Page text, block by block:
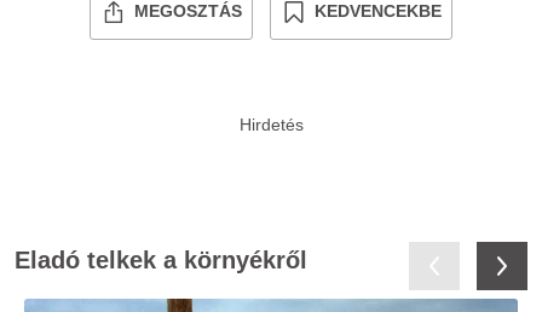
MEGOSZTÁS KEDVENCEKBE
Eladó telkek a környékről